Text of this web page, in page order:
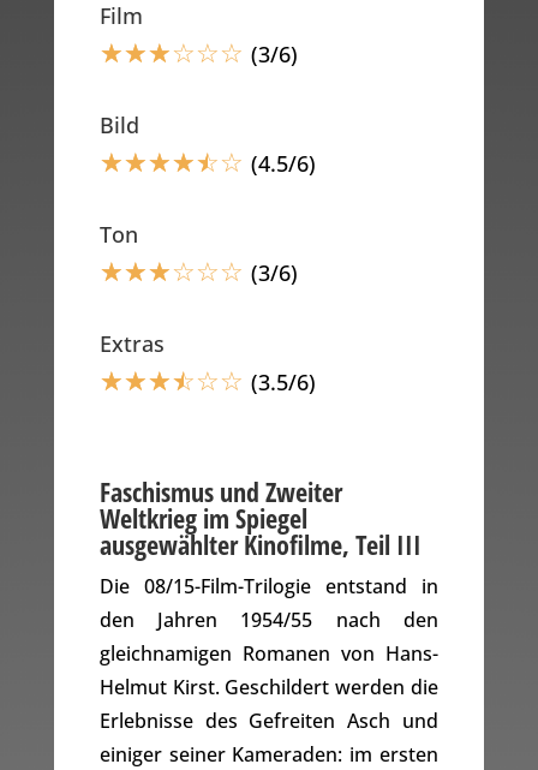
Film
☆☆☆☆☆☆ (3/6)
Bild
☆☆☆☆☆☆ (4.5/6)
Ton
☆☆☆☆☆☆ (3/6)
Extras
☆☆☆☆☆☆ (3.5/6)
Faschismus und Zweiter
Weltkrieg im Spiegel
ausgewählter Kinofilme, Teil III
Die 08/15-Film-Trilogie entstand in
den Jahren 1954/55 nach den
gleichnamigen Romanen von Hans-
Helmut Kirst. Geschildert werden die
Erlebnisse des Gefreiten Asch und
einiger seiner Kameraden: im ersten